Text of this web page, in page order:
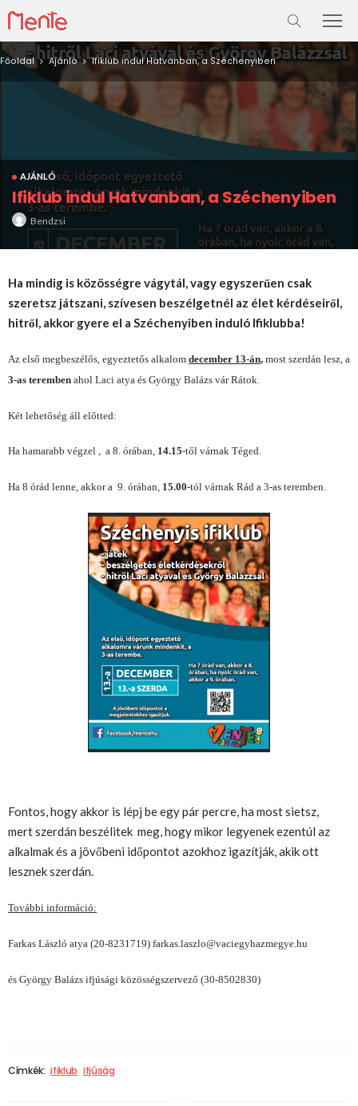
Főoldal Ajánló Ifiklub indul Hatvanban, a Széchenyiben
AJÁNLÓ
Ifiklub indul Hatvanban, a Széchenyiben
Bendzsi
Ha mindig is közösségre vágytál, vagy egyszerűen csak
szeretsz játszani, szívesen beszélgetnél az élet kérdéseiről,
hitről, akkor gyere el a Széchenyiben induló Ifiklubba!
Az első megbeszélős, egyeztetős alkalom december 13-án, most szerdán lesz, a
3-as teremben ahol Laci atya és György Balázs vár Rátok.
Két lehetőség áll előtted:
Ha hamarabb végzel , a 8. órában, 14.15-től várnak Téged.
Ha 8 órád lenne, akkor a 9. órában, 15.00-tól várnak Rád a 3-as teremben.
Fontos, hogy akkor is lépj be egy pár percre, ha most sietsz,
mert szerdán beszélitek meg, hogy mikor legyenek ezentúl az
alkalmak és a jövőbeni időpontot azokhoz igazítják, akik ott
lesznek szerdán.
További információ:
Farkas László atya (20-8231719) farkas.laszlo@vaciegyhazmegye.hu
és György Balázs ifjúsági közösségszervező (30-8502830)
Címkék: ifiklub ifjúság